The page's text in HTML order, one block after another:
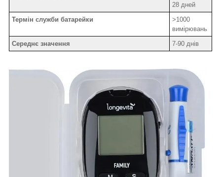
28 дней
Термін служби батарейки
>1000
вимірювань
Середнє значення
7-90 днів